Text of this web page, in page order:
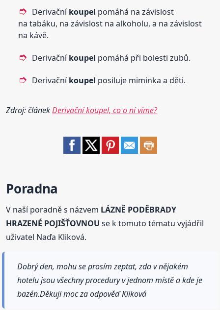
Derivačníkoupel pomáhá na závislost
na tabáku, na závislost na alkoholu, a na závislost
na kávě.
Derivačníkoupel pomáhá při bolesti zubů.
Derivačníkoupel posiluje miminka a děti.
Zdroj: článekDerivační koupel, co o ní víme?
Poradna
V naší poradně s názvem LÁZNĚ PODĚBRADY
HRAZENÉ POJIŠŤOVNOU se k tomuto tématu vyjádřil
uživatel Naďa Kliková.
Dobrý den, mohu se prosím zeptat, zda v nějakém
hotelu jsou všechny procedury v jednom místě a kde je
bazén.Děkuji moc za odpověď Kliková